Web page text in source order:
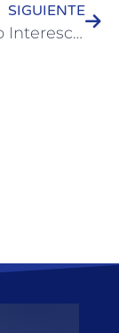
SIGUIENTE
Encuentro Interescolar de Ajedrez en el Parque Quirós